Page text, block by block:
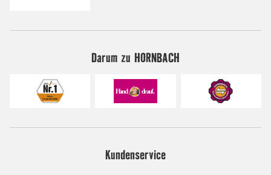
Darum zu HORNBACH
Kundenservice